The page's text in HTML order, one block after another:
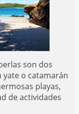
son dos
o catamarán
playas,
de actividades